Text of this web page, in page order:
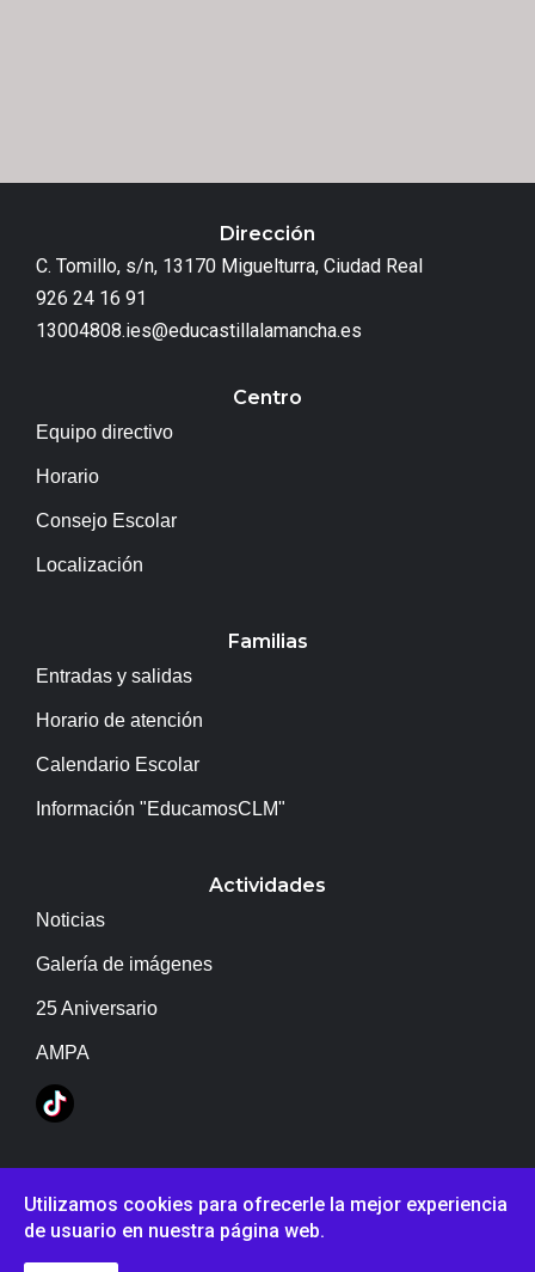
Dirección
C. Tomillo, s/n, 13170 Miguelturra, Ciudad Real
926 24 16 91
13004808.ies@educastillalamancha.es
Centro
Equipo directivo
Horario
Consejo Escolar
Localización
Familias
Entradas y salidas
Horario de atención
Calendario Escolar
Información "EducamosCLM"
Actividades
Noticias
Galería de imágenes
25 Aniversario
AMPA
Utilizamos cookies para ofrecerle la mejor experiencia
de usuario en nuestra página web.